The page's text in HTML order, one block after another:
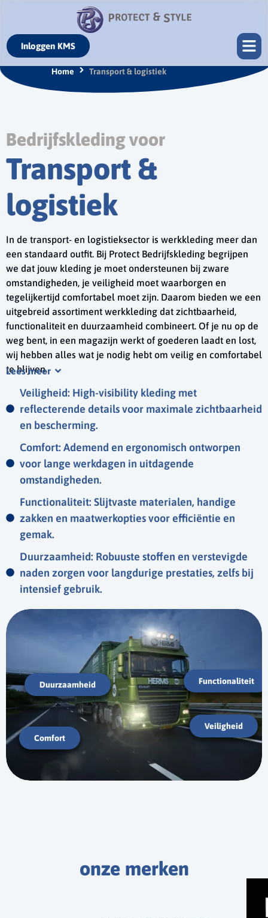
Inloggen KMS
Home Transport & logistiek
Bedrijfskleding voor
Transport &
logistiek
In de transport- en logistieksector is werkkleding meer dan
een standaard outfit. Bij Protect Bedrijfskleding begrijpen
we dat jouw kleding je moet ondersteunen bij zware
omstandigheden, je veiligheid moet waarborgen en
tegelijkertijd comfortabel moet zijn. Daarom bieden we een
uitgebreid assortiment werkkleding dat zichtbaarheid,
functionaliteit en duurzaamheid combineert. Of je nu op de
weg bent, in een magazijn werkt of goederen laadt en lost,
wij hebben alles wat je nodig hebt om veilig en comfortabel
te blijven.
Lees meer
Ons Assortiment voor Transport & Logistiek
Protect Bedrijfskleding biedt een breed scala aan
werkkleding, speciaal ontworpen voor professionals in de
duurzame werkbroeken tot ademende werkschoenen en
praktische accessoires – ons assortiment voldoet aan de
hoogste eisen. Elk kledingstuk is ontworpen om jou te
beschermen en je te ondersteunen, ongeacht de
omstandigheden.
Geef je Team het Vertrouwen om te Schitteren
Onze werkkleding geeft jouw team de bescherming, het
comfort en de professionele uitstraling die ze nodig hebben
om elke dag optimaal te presteren. Bezoek onze webshop
logistiekbedrijf. Bij Protect Bedrijfskleding combineren we
veiligheid, comfort en functionaliteit in elk kledingstuk.
Veiligheid: High-visibility kleding met
reflecterende details voor maximale zichtbaarheid
en bescherming.
Comfort: Ademend en ergonomisch ontworpen
voor lange werkdagen in uitdagende
omstandigheden.
Functionaliteit: Slijtvaste materialen, handige
zakken en maatwerkopties voor efficiëntie en
gemak.
Duurzaamheid: Robuuste stoffen en verstevigde
naden zorgen voor langdurige prestaties, zelfs bij
intensief gebruik.
Duurzaamheid Functionaliteit
Comfort
Veiligheid
onze merken